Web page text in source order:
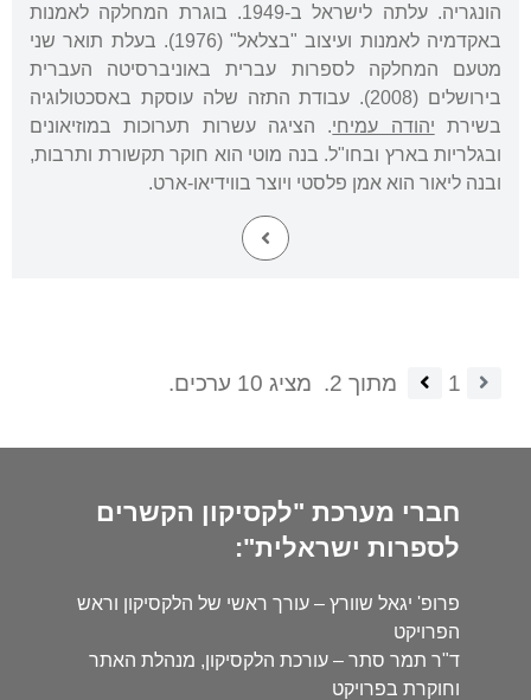
הונגריה. עלתה לישראל ב-1949. בוגרת המחלקה לאמנות
באקדמיה לאמנות ועיצוב "בצלאל" (1976). בעלת תואר שני
מטעם המחלקה לספרות עברית באוניברסיטה העברית
בירושלים (2008). עבודת התזה שלה עוסקת באסכטולוגיה
בשירת יהודה עמיחי. הציגה עשרות תערוכות במוזיאונים
ובגלריות בארץ ובחו"ל. בנה מוטי הוא חוקר תקשורת ותרבות,
ובנה ליאור הוא אמן פלסטי ויוצר בווידיאו-ארט.
1 מתוך 2. מציג 10 ערכים.
חברי מערכת "לקסיקון הקשרים
לספרות ישראלית":
פרופ' יגאל שוורץ – עורך ראשי של הלקסיקון וראש
הפרויקט
ד"ר תמר סתר – עורכת הלקסיקון, מנהלת האתר
וחוקרת בפרויקט